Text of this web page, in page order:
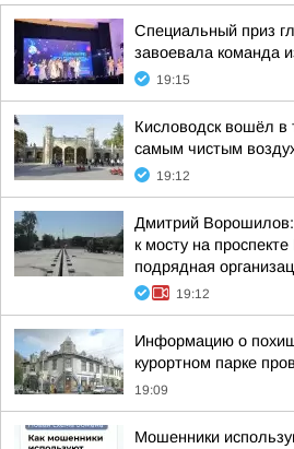
Специальный приз
завоевала команда
19:15
Кисловодск вошёл в
самым чистым
19:12
Дмитрий Ворошилов:
к мосту на
подрядная
19:12
Информацию о
курортном парке
19:09
Мошенники